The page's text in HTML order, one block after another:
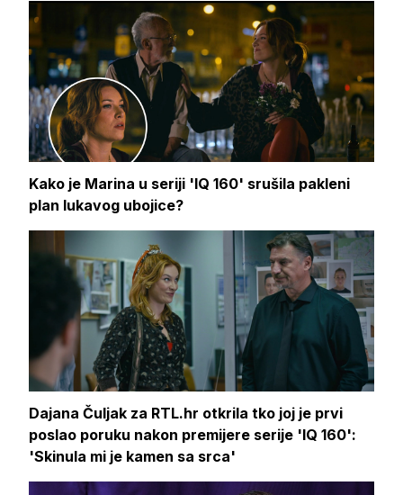
Kako je Marina u seriji 'IQ 160' srušila pakleni
plan lukavog ubojice?
Dajana Čuljak za RTL.hr otkrila tko joj je prvi
poslao poruku nakon premijere serije 'IQ 160':
'Skinula mi je kamen sa srca'